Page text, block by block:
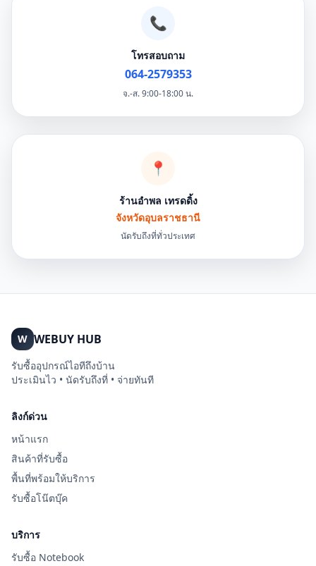
📞
โทรสอบถาม
064-2579353
จ.-ส. 9:00-18:00 น.
📍
ร้านอำพล เทรดดิ้ง
จังหวัดอุบลราชธานี
นัดรับถึงที่ทั่วประเทศ
W WEBUY HUB
รับซื้ออุปกรณ์ไอทีถึงบ้าน
ประเมินไว • นัดรับถึงที่ • จ่ายทันที
ลิงก์ด่วน
หน้าแรก
สินค้าที่รับซื้อ
พื้นที่พร้อมให้บริการ
รับซื้อโน๊ตบุ๊ค
บริการ
รับซื้อ Notebook